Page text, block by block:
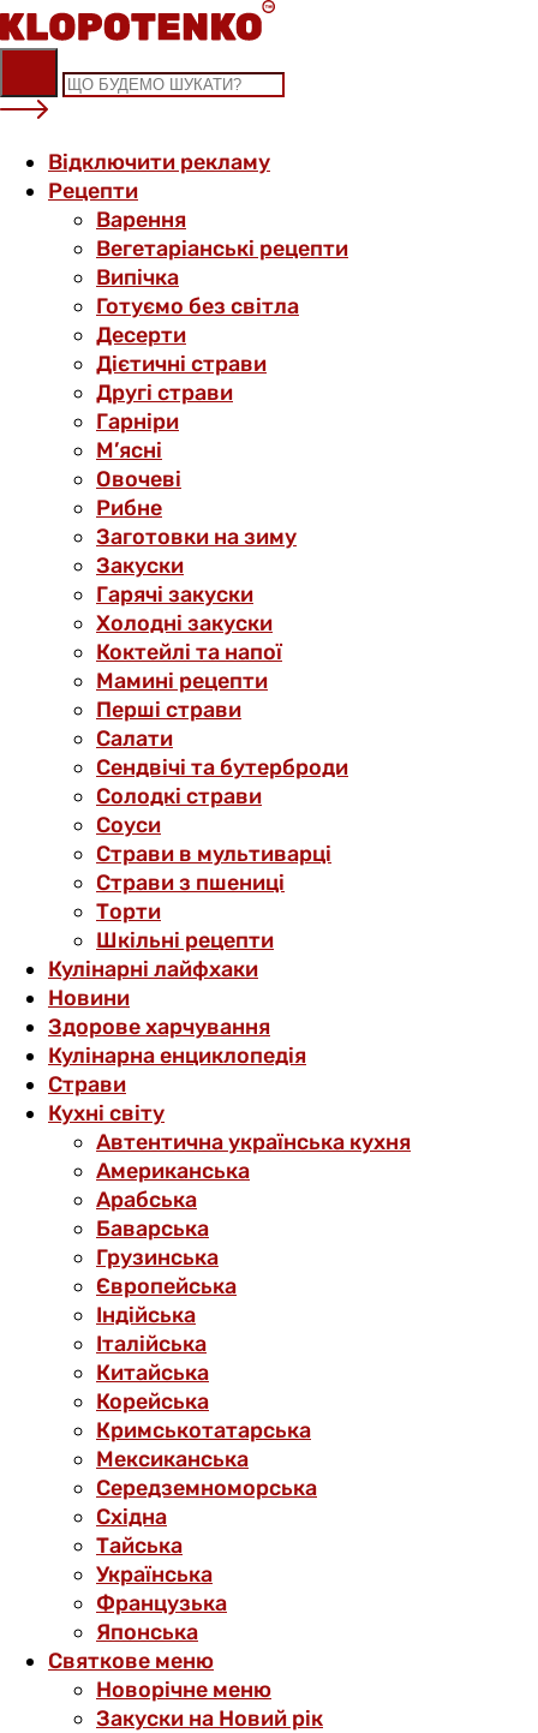
Skip
to
content
Відключити рекламу
Рецепти
Варення
Вегетаріанські рецепти
Випічка
Готуємо без світла
Десерти
Дієтичні страви
Другі страви
Гарніри
М’ясні
Овочеві
Рибне
Заготовки на зиму
Закуски
Гарячі закуски
Холодні закуски
Коктейлі та напої
Мамині рецепти
Перші страви
Салати
Сендвічі та бутерброди
Солодкі страви
Соуси
Страви в мультиварці
Страви з пшениці
Торти
Шкільні рецепти
Кулінарні лайфхаки
Новини
Здорове харчування
Кулінарна енциклопедія
Страви
Кухні світу
Автентична українська кухня
Американська
Арабська
Баварська
Грузинська
Європейська
Індійська
Італійська
Китайська
Корейська
Кримськотатарська
Мексиканська
Середземноморська
Східна
Тайська
Українська
Французька
Японська
Святкове меню
Новорічне меню
Закуски на Новий рік